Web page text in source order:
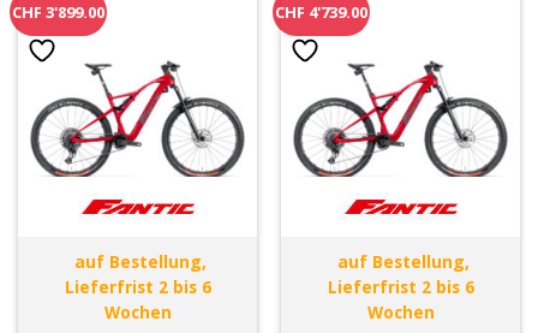
CHF 3'899.00
auf Bestellung,
Lieferfrist 2 bis 6
Wochen
CHF 4'739.00
auf Bestellung,
Lieferfrist 2 bis 6
Wochen